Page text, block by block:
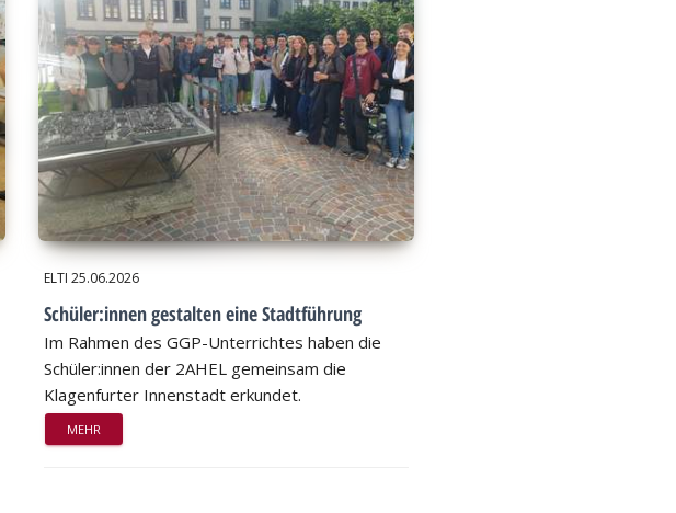
ELTI 25.06.2026
Schüler:innen gestalten eine Stadtführung
Im Rahmen des GGP-Unterrichtes haben die
Schüler:innen der 2AHEL gemeinsam die
Klagenfurter Innenstadt erkundet.
MEHR